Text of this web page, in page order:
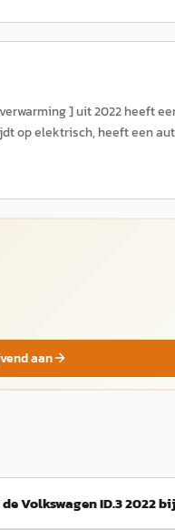
] uit 2022 heeft
op elektrisch, heeft een
aan
Volkswagen ID.3 2022